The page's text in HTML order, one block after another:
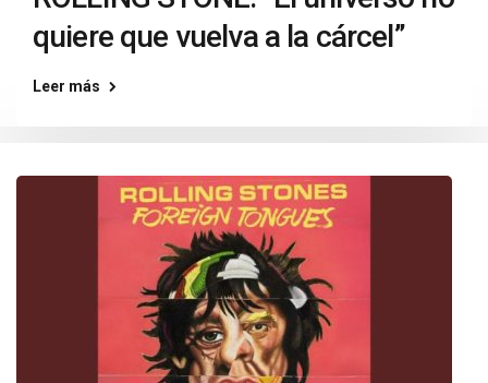
quiere que vuelva a la cárcel”
Leer más